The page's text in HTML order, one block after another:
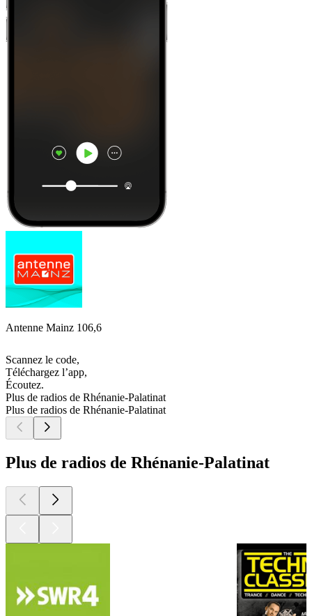
Antenne Mainz 106,6
Scannez le code,
Téléchargez l’app,
Écoutez.
Plus de radios de Rhénanie-Palatinat
Plus de radios de Rhénanie-Palatinat
Plus de radios de Rhénanie-Palatinat